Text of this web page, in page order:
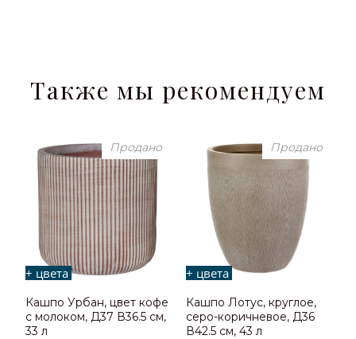
Также мы рекомендуем
+ цвета
Продано
Кашпо Урбан, цвет кофе
с молоком, Д37 В36.5 см,
33 л
+ цвета
Продано
Кашпо Лотус, круглое,
серо-коричневое, Д36
В42.5 см, 43 л